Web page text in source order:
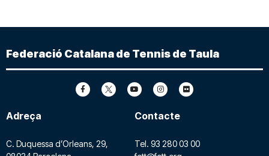
Federació Catalana de Tennis de Taula
Adreça
C. Duquessa d’Orleans, 29,
Contacte
Tel. 93 280 03 00